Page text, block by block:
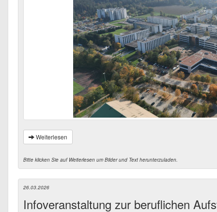
Weiterlesen
Bitte klicken Sie auf Weiterlesen um Bilder und Text herunterzuladen.
26.03.2026
Infoveranstaltung zur beruflichen